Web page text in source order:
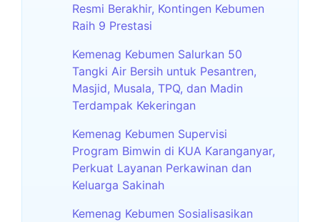
Resmi Berakhir, Kontingen Kebumen
Raih 9 Prestasi
Kemenag Kebumen Salurkan 50
Tangki Air Bersih untuk Pesantren,
Masjid, Musala, TPQ, dan Madin
Terdampak Kekeringan
Kemenag Kebumen Supervisi
Program Bimwin di KUA Karanganyar,
Perkuat Layanan Perkawinan dan
Keluarga Sakinah
Kemenag Kebumen Sosialisasikan